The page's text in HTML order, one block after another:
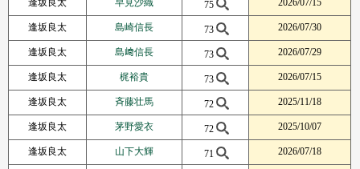
75
逢坂良太 島崎信長 73 2026/07/30
逢坂良太 島﨑信長 73 2026/07/29
逢坂良太 梶裕貴 73 2026/07/15
逢坂良太 斉藤壮馬 72 2025/11/18
逢坂良太 茅野愛衣 72 2025/10/07
逢坂良太 山下大輝 71 2026/07/18